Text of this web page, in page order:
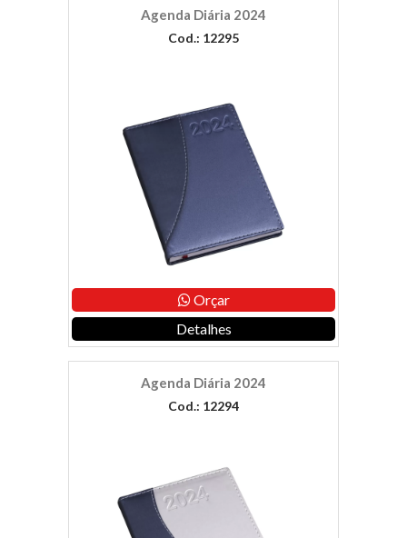
Agenda Diária 2024
Cod.: 12295
Orçar
Detalhes
Agenda Diária 2024
Cod.: 12294